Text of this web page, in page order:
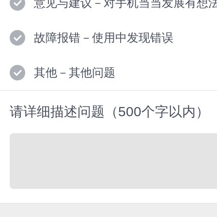
意见与建议－对手机当当发展有想
故障报错－使用中发现错误
其他－其他问题
请详细描述问题（500个字以内）